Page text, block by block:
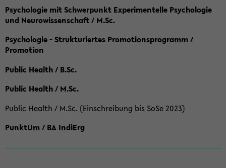
Psychologie mit Schwerpunkt Experimentelle Psychologie
und Neurowissenschaft / M.Sc.
Psychologie - Strukturiertes Promotionsprogramm /
Promotion
Public Health / B.Sc.
Public Health / M.Sc.
Public Health / M.Sc. (Einschreibung bis SoSe 2023)
PunktUm / BA IndiErg